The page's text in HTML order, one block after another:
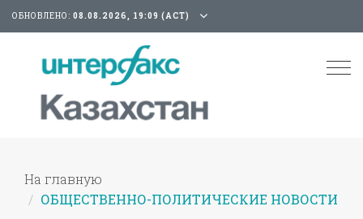
ОБНОВЛЕНО: 08.08.2026, 19:09 (АСТ)
На главную
ОБЩЕСТВЕННО-ПОЛИТИЧЕСКИЕ НОВОСТИ